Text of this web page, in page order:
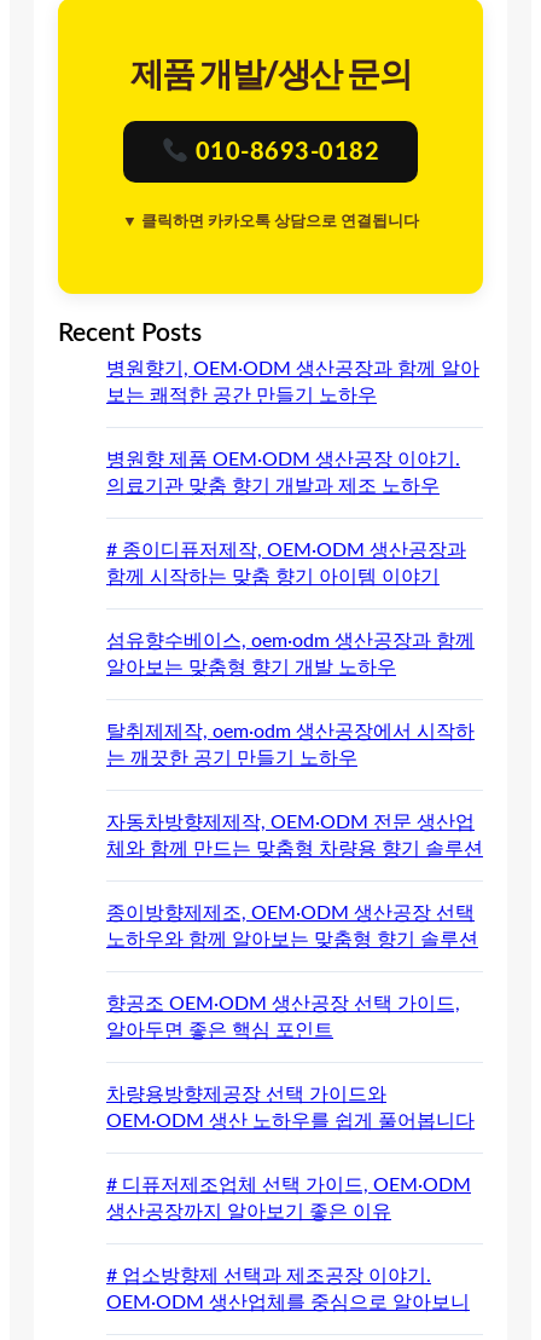
제품 개발/생산 문의
010-8693-0182
▼ 클릭하면 카카오톡 상담으로 연결됩니다
Recent Posts
병원향기, OEM·ODM 생산공장과 함께 알아
보는 쾌적한 공간 만들기 노하우
병원향 제품 OEM·ODM 생산공장 이야기.
의료기관 맞춤 향기 개발과 제조 노하우
# 종이디퓨저제작, OEM·ODM 생산공장과
함께 시작하는 맞춤 향기 아이템 이야기
섬유향수베이스, oem·odm 생산공장과 함께
알아보는 맞춤형 향기 개발 노하우
탈취제제작, oem·odm 생산공장에서 시작하
는 깨끗한 공기 만들기 노하우
자동차방향제제작, OEM·ODM 전문 생산업
체와 함께 만드는 맞춤형 차량용 향기 솔루션
종이방향제제조, OEM·ODM 생산공장 선택
노하우와 함께 알아보는 맞춤형 향기 솔루션
향공조 OEM·ODM 생산공장 선택 가이드,
알아두면 좋은 핵심 포인트
차량용방향제공장 선택 가이드와
OEM·ODM 생산 노하우를 쉽게 풀어봅니다
# 디퓨저제조업체 선택 가이드, OEM·ODM
생산공장까지 알아보기 좋은 이유
# 업소방향제 선택과 제조공장 이야기.
OEM·ODM 생산업체를 중심으로 알아보니